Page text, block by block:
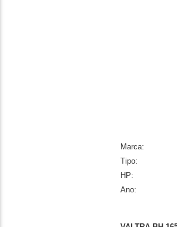
Marca:
Tipo:
HP:
Ano: